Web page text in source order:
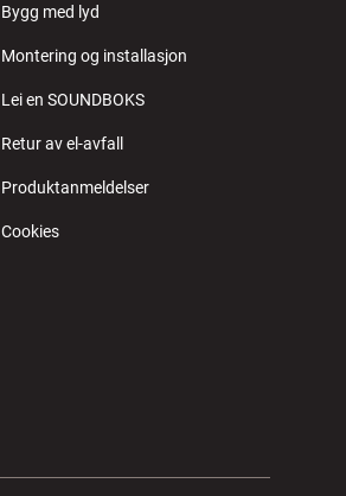
Bygg med lyd
Montering og installasjon
Lei en SOUNDBOKS
Retur av el-avfall
Produktanmeldelser
Cookies